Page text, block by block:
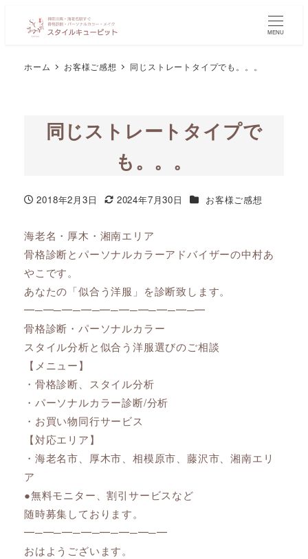
MENU
ホーム お客様ご感想 同じストレートタイプでも。。。
同じストレートタイプで
も。。。
投稿日
2018年2月3日
更新日
2024年7月30日 カテゴリー
お客様ご感想
海老名・厚木・湘南エリア
骨格診断とパーソナルカラーアドバイザーの中村あ
やこです。
あなたの「似合う洋服」を診断致します。
━─━─━─━─━─━─━─━─━─━
骨格診断・パーソナルカラー
スタイル分析と似合う洋服選びのご相談
【メニュー】
・骨格診断、スタイル分析
・パーソナルカラー診断/分析
・お買い物同行サービス
【対応エリア】
・海老名市、厚木市、相模原市、藤沢市、湘南エリ
ア
●無料モニター、割引サービスなど
随時募集しております。
━─━─━─━─━─━─━─━
おはようございます。